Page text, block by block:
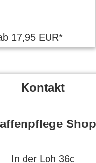
17,95 EUR*
Kontakt
Shop
In der Loh 36c